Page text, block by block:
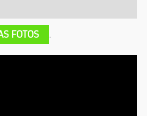
FOTOS .